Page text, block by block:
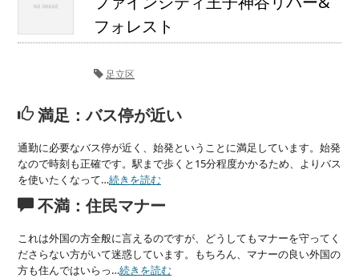
フォレスト
足立区
満足：バス停が近い
通勤に必要なバス停が近く、始発ということに満足しています。始発
なので時刻も正確です。駅まで歩くと15分程度かかるため、よりバス
を使いたくなって…続きを読む
不満：住民マナー
これは外国の方全般に言えるのですが、どうしてもマナーを守ってく
ださらない方がいて迷惑しています。もちろん、マナーの良い外国の
方も住んではいらっ…続きを読む